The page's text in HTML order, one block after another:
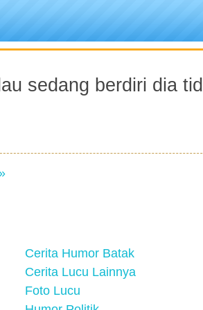
sedang berdiri dia
Cerita Humor Batak
Cerita Lucu Lainnya
Foto Lucu